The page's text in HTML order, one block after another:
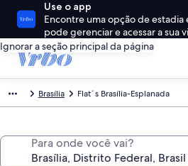
Use o app
Encontre uma opção de estadia
pode gerenciar e acessar a sua
Ignorar a seção principal da página
Brasília Flat´s Brasília-Esplanada
Para onde você vai?